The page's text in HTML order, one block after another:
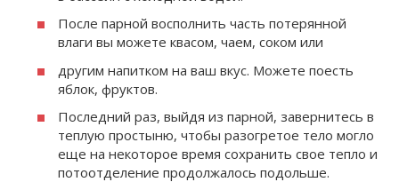
После парной восполнить часть потерянной
влаги вы мо­жете квасом, чаем, соком или
другим напитком на ваш вкус. Мо­жете поесть
яблок, фруктов.
Последний раз, выйдя из пар­ной, завернитесь в
теплую про­стыню, чтобы разогретое тело могло
еще на некоторое время сохранить свое тепло и
потоотде­ление продолжалось подольше.